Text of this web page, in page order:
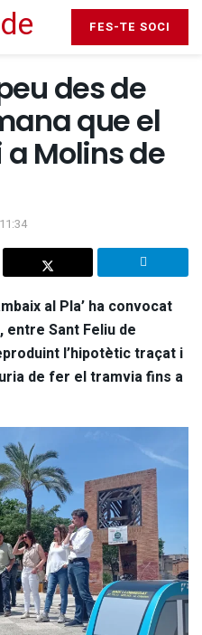
FES-TE SOCI
des de
que el
Molins de
al Pla’ ha convocat
entre Sant Feliu de
l’hipotètic traçat i
de fer el tramvia fins a